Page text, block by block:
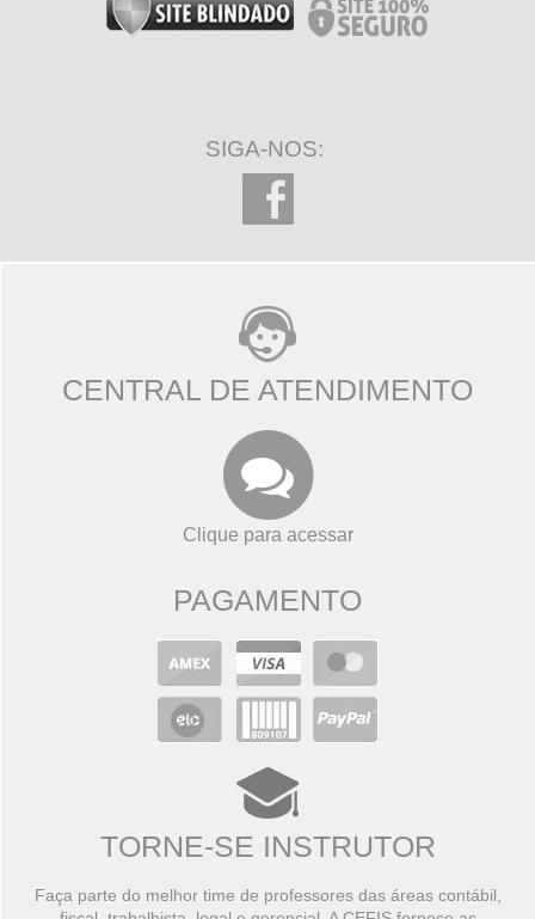
SIGA-NOS:
CENTRAL DE ATENDIMENTO
Clique para acessar
PAGAMENTO
TORNE-SE INSTRUTOR
Faça parte do melhor time de professores das áreas contábil,